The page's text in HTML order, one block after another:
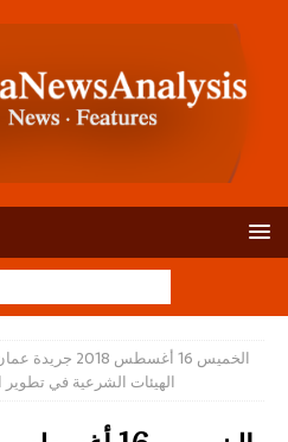
الخميس 16 أغسطس 2018
الهيئات الشرعية في